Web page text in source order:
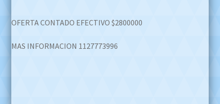
was:
$3.500.000,00.
is:
OFERTA CONTADO EFECTIVO $2800000
MAS INFORMACION 1127773996